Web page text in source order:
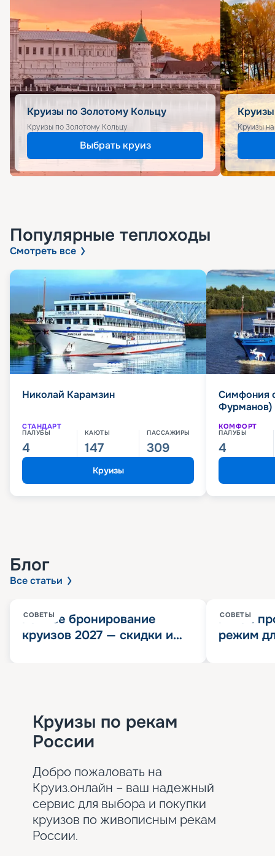
Круизы по Золотому Кольцу
Круизы по Золотому Кольцу
Выбрать круиз
Круизы
Популярные теплоходы
Смотреть все
Николай Карамзин
СТАНДАРТ
ПАЛУБЫ
4
КАЮТЫ
147
ПАССАЖИРЫ
309
Круизы
Симфония
Фурманов)
КОМФОРТ
ПАЛУБЫ
4
Блог
Все статьи
СОВЕТЫ
Раннее бронирование
круизов 2027 — скидки и
СОВЕТЫ
Китай
режим
Круизы по рекам
России
Добро пожаловать на
Круиз.онлайн – ваш надежный
сервис для выбора и покупки
круизов по живописным рекам
России.